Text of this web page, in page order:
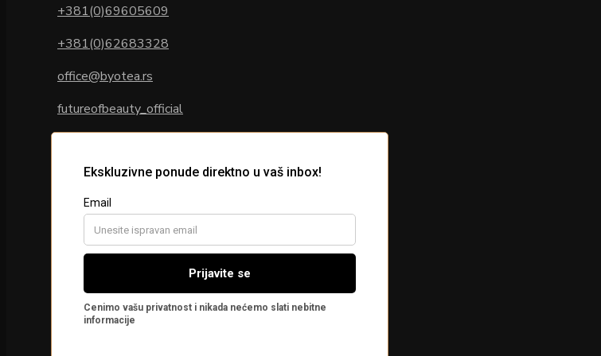
+381(0)69605609
+381(0)62683328
office@byotea.rs
futureofbeauty_official